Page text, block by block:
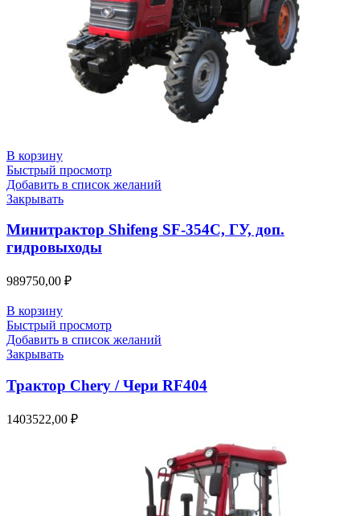
В корзину
Быстрый просмотр
Добавить в список желаний
Закрывать
Минитрактор Shifeng SF-354C, ГУ, доп.
гидровыходы
989750,00 ₽
В корзину
Быстрый просмотр
Добавить в список желаний
Закрывать
Трактор Chery / Чери RF404
1403522,00 ₽